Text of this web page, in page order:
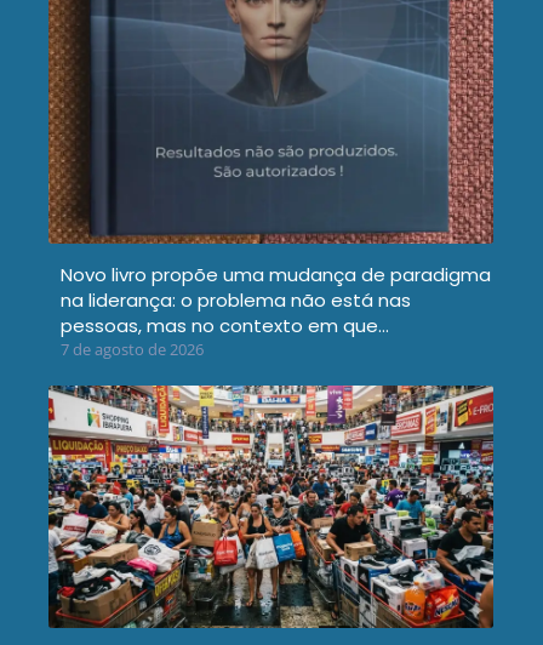
Novo livro propõe uma mudança de paradigma
na liderança: o problema não está nas
pessoas, mas no contexto em que…
7 de agosto de 2026